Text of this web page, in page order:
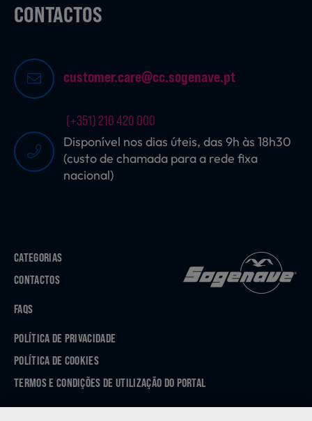
CONTACTOS
customer.care@cc.sogenave.pt
(+351) 210 420 000
Disponível nos dias úteis, das 9h às 18h30
(custo de chamada para a rede fixa
nacional)
CATEGORIAS
CONTACTOS
FAQS
POLÍTICA DE PRIVACIDADE
POLÍTICA DE COOKIES
TERMOS E CONDIÇÕES DE UTILIZAÇÃO DO PORTAL